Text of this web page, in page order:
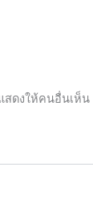
สดงให้คนอื่นเห็น